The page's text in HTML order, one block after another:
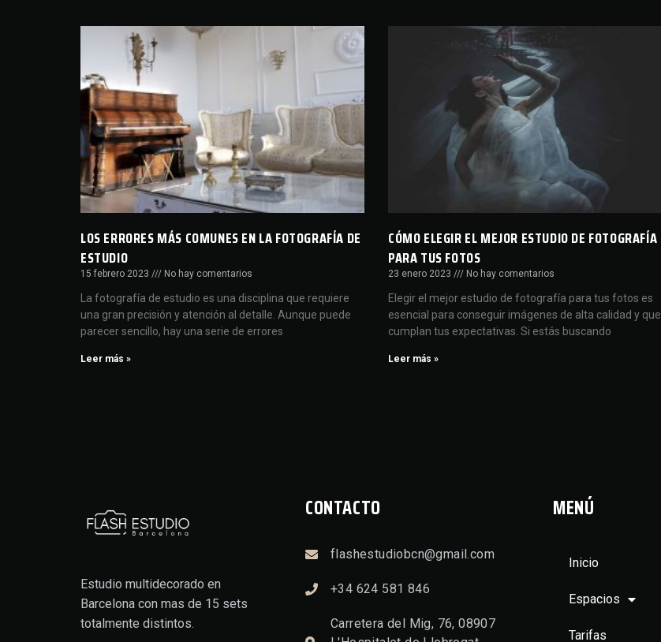
LOS ERRORES MÁS COMUNES EN LA FOTOGRAFÍA DE
ESTUDIO
15 febrero 2023 No hay comentarios
La fotografía de estudio es una disciplina que requiere
una gran precisión y atención al detalle. Aunque puede
parecer sencillo, hay una serie de errores
Leer más »
CÓMO ELEGIR EL MEJOR ESTUDIO DE FOTOGRAFÍA
PARA TUS FOTOS
23 enero 2023 No hay comentarios
Elegir el mejor estudio de fotografía para tus fotos es
esencial para conseguir imágenes de alta calidad y que
cumplan tus expectativas. Si estás buscando
Leer más »
Estudio multidecorado en
Barcelona con mas de 15 sets
totalmente distintos.
CONTACTO
flashestudiobcn@gmail.com
+34 624 581 846
Carretera del Mig, 76, 08907
MENÚ
Inicio
Espacios
Tarifas